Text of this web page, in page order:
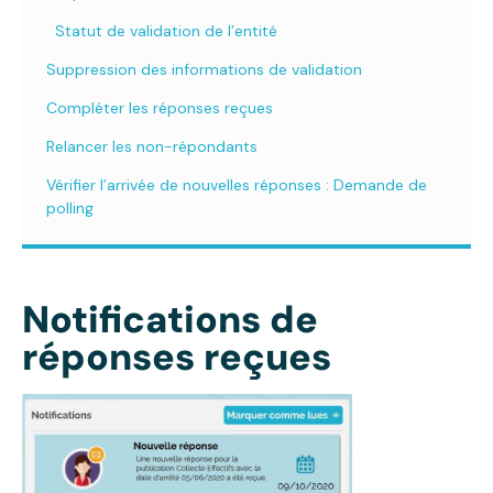
Statut de validation de l’entité
Suppression des informations de validation
Compléter les réponses reçues
Relancer les non-répondants
Vérifier l’arrivée de nouvelles réponses : Demande de
polling
Notifications de
réponses reçues